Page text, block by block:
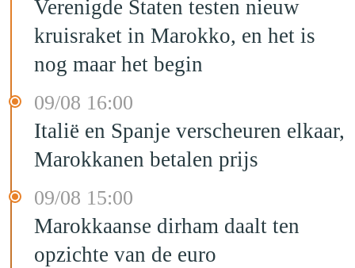
Verenigde Staten testen nieuw
kruisraket in Marokko, en het is
nog maar het begin
09/08 16:00
Italië en Spanje verscheuren elkaar,
Marokkanen betalen prijs
09/08 15:00
Marokkaanse dirham daalt ten
opzichte van de euro